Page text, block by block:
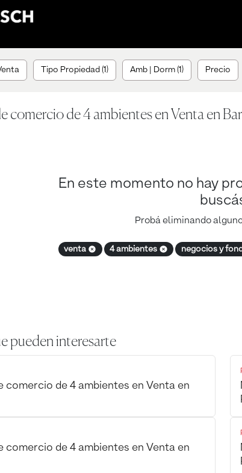
Tipo Propiedad (1) Amb | Dorm (1) Precio
comercio de 4 ambientes en Venta en
En este momento no hay
Probá eliminando
venta 4 ambientes negocios y
pueden interesarte
comercio de 4 ambientes en Venta en
comercio de 4 ambientes en Venta en